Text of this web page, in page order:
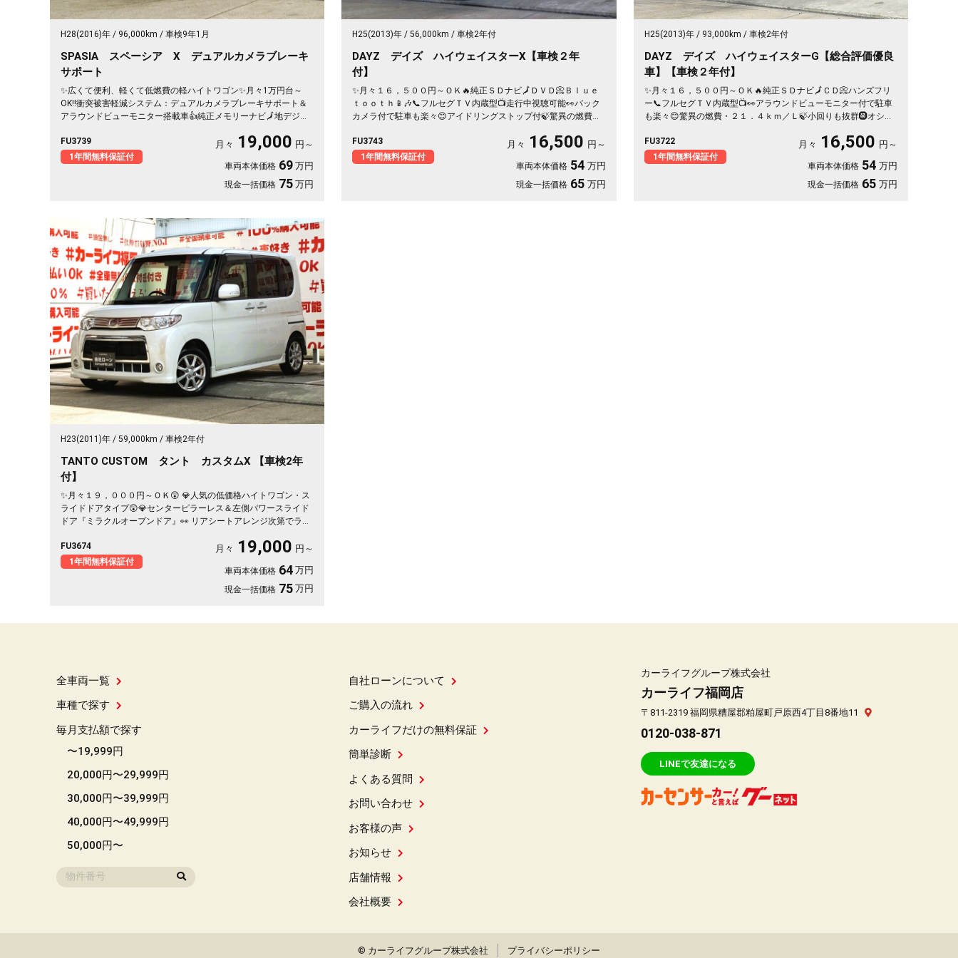
H28(2016)年 96,000km 車検9年1月
SPASIA スペーシア X デュアルカメラブレーキ
サポート
✨広くて便利、軽くて低燃費の軽ハイトワゴン✨月々1万円台～
OK‼️衝突被害軽減システム：デュアルカメラブレーキサポート＆
アラウンドビューモニター搭載車👍純正メモリーナビ🗾地デジフ
です🎶後席も乗降り楽々、両側パワースライドドア付き🚪快適装
備満載です👌
FU3739
1年間無料保証付
月々 19,000 円～
車両本体価格 69 万円
現金一括価格 75 万円
H25(2013)年 56,000km 車検2年付
DAYZ デイズ ハイウェイスターX【車検２年
付】
✨月々１６，５００円～ＯＫ🔥純正ＳＤナビ🗾ＤＶＤ📀Ｂｌｕｅ
ｔｏｏｔｈ📱🎶📞フルセグＴＶ内蔵型📺走行中視聴可能👀バック
カメラ付で駐車も楽々😊アイドリングストップ付🍃驚異の燃費・
アコン装備🌀🌈🚗福岡店専用HPでも在庫確認可能‼✨
【carlifegroup.fukuoka.jp/】で検索🕵️‍♂️
FU3743
1年間無料保証付
月々 16,500 円～
車両本体価格 54 万円
現金一括価格 65 万円
H25(2013)年 93,000km 車検2年付
DAYZ デイズ ハイウェイスターG【総合評価優良
車】【車検２年付】
✨月々１６，５００円～ＯＫ🔥純正ＳＤナビ🗾ＣＤ📀ハンズフリ
ー📞フルセグＴＶ内蔵型📺👀アラウンドビューモニター付で駐車
も楽々😊驚異の燃費・２１．４ｋｍ／Ｌ🍃小回りも抜群🛞オシャ
認可能‼✨ 【carlifegroup.fukuoka.jp/】で検索🕵️‍♂️
FU3722
1年間無料保証付
月々 16,500 円～
車両本体価格 54 万円
現金一括価格 65 万円
H23(2011)年 59,000km 車検2年付
TANTO CUSTOM タント カスタムX 【車検2年
付】
✨月々１９，０００円～ＯＫ😲 💎人気の低価格ハイトワゴン・ス
ライドドアタイプ😲💎センターピラーレス＆左側パワースライド
ドア『ミラクルオープンドア』👀 リアシートアレンジ次第でラゲ
CD・DVD・SD再生📀USB接続可能🎶地デジＴＶ内蔵型📺夜間走行
も視界良好なHIDヘッドライト&フォグランプ🌈🚗
FU3674
1年間無料保証付
月々 19,000 円～
車両本体価格 64 万円
現金一括価格 75 万円
全車両一覧
車種で探す
毎月支払額で探す
〜19,999円
20,000円〜29,999円
30,000円〜39,999円
40,000円〜49,999円
50,000円〜
自社ローンについて
ご購入の流れ
カーライフだけの無料保証
簡単診断
よくある質問
お問い合わせ
お客様の声
お知らせ
店舗情報
会社概要
カーライフグループ株式会社
カーライフ福岡店
〒811-2319 福岡県糟屋郡粕屋町戸原西4丁目8番地11
0120-038-871
LINEで友達になる
© カーライフグループ株式会社 プライバシーポリシー